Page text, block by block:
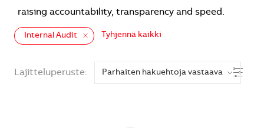
raising accountability, transparency and speed.
Internal Audit Tyhjennä kaikki
Lajitteluperuste: